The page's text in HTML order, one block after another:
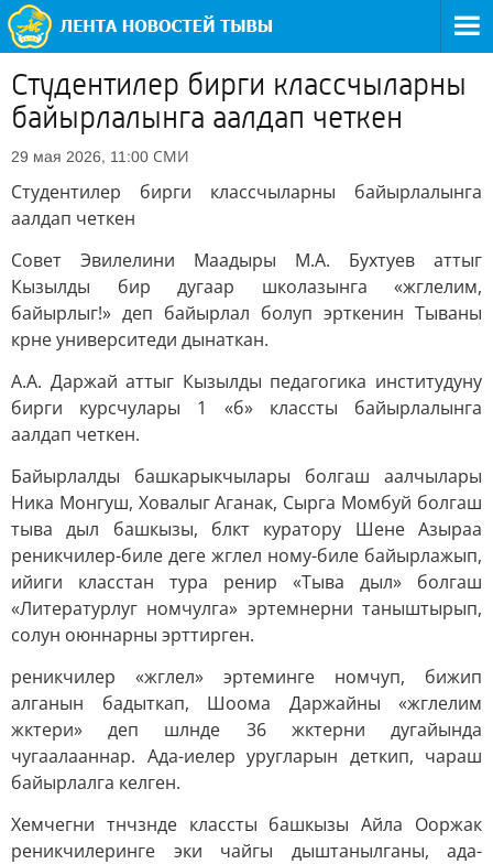
Студентилер бирги классчыларны
байырлалынга аалдап четкен
29 мая 2026, 11:00 СМИ
Студентилер бирги классчыларны байырлалынга
аалдап четкен
Совет Эвилелини Маадыры М.А. Бухтуев аттыг
Кызылды бир дугаар школазынга «жглелим,
байырлыг!» деп байырлал болуп эрткенин Тываны
крне университеди дынаткан.
А.А. Даржай аттыг Кызылды педагогика институдуну
бирги курсчулары 1 «б» классты байырлалынга
аалдап четкен.
Байырлалды башкарыкчылары болгаш аалчылары
Ника Монгуш, Ховалыг Аганак, Сырга Момбуй болгаш
тыва дыл башкызы, блкт куратору Шене Азыраа
реникчилер-биле деге жглел ному-биле байырлажып,
ийиги класстан тура ренир «Тыва дыл» болгаш
«Литературлуг номчулга» эртемнерни таныштырып,
солун оюннарны эрттирген.
реникчилер «жглел» эртеминге номчуп, бижип
алганын бадыткап, Шоома Даржайны «жглелим
жктери» деп шлнде 36 жктерни дугайында
чугаалааннар. Ада-иелер уругларын деткип, чараш
байырлалга келген.
Хемчегни тнчзнде классты башкызы Айла Ооржак
реникчилеринге эки чайгы дыштанылганы, ада-